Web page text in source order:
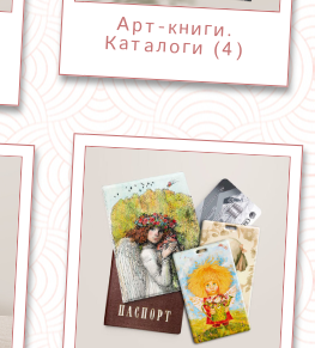
Арт-книги.
Каталоги (4)